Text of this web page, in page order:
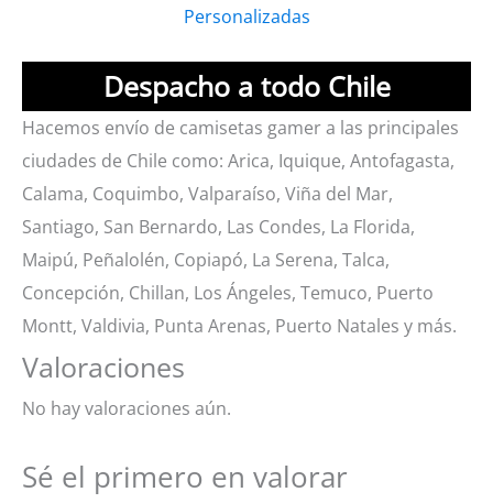
Personalizadas
Despacho a todo Chile
Hacemos envío de camisetas gamer a las principales
ciudades de Chile como: Arica, Iquique, Antofagasta,
Calama, Coquimbo, Valparaíso, Viña del Mar,
Santiago, San Bernardo, Las Condes, La Florida,
Maipú, Peñalolén, Copiapó, La Serena, Talca,
Concepción, Chillan, Los Ángeles, Temuco, Puerto
Montt, Valdivia, Punta Arenas, Puerto Natales y más.
Valoraciones
No hay valoraciones aún.
Sé el primero en valorar